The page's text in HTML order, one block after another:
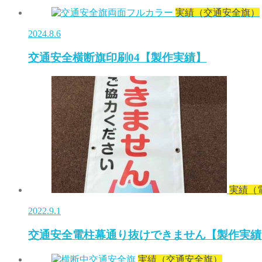
実績（交通安全旗）
2024.8.6
交通安全横断旗印刷04【製作実績】
実績（
2022.9.1
交通安全電柱幕通り抜けできません【製作実績
実績（交通安全旗）